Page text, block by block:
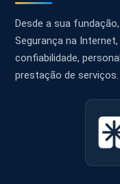
Desde a sua
Segurança na
confiabilidade,
prestação de serviços.